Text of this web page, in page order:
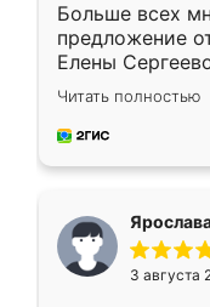
Больше всех
предложение
Елены
короткие
для замера
предложил по
Читать полностью
3 августа